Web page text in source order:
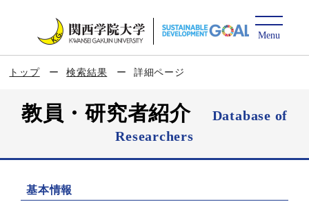
トップ 検索結果 詳細ページ
教員・研究者紹介
Database of
Researchers
基本情報